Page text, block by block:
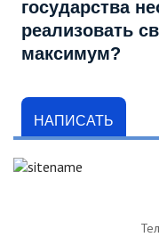
государства
реализовать
максимум?
НАПИСАТЬ